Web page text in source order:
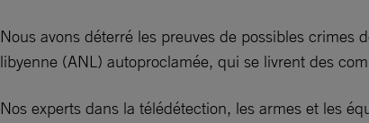
Nous avons déterré les preuves de possibles crimes
libyenne (ANL) autoproclamée, qui se livrent des
Nos experts dans la télédétection, les armes et les